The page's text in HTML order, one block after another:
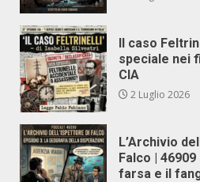
Il caso
speciale nei
CIA
2 Luglio 2026
L’Archivio
Falco |
farsa e il